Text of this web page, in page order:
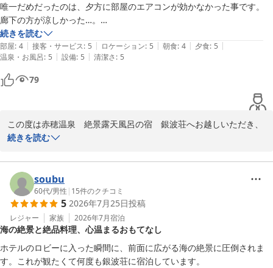
お食事以外についてはご満足いただけたとのこと、安堵いたしまし
た。
また赤穂へお越しの際には、ぜひ当館をご利用いただけますと幸い
です。
当館にて、またお会いできる日をお待ちしております。
赤穂温泉 絶景露天風呂の宿 銀波荘
唯一だめだったのは、夕方に部屋のエアコンが効かなかった事です。
廊下の方が涼しかった…。
それでも、露天風呂から見える景色、料理の味が忘れられず、
また来たいと思える宿でした。
続きを読む
部屋: 4 | 接客・サービス: 5 | ロケーション: 5 | 朝食: 4 | 夕食: 5 |
温泉・お風呂: 5 | 設備: 5 | 清潔さ: 5
79
この度は赤穂温泉　絶景露天風呂の宿　銀波荘へお越しいただき、
誠にありがとうございます。
く拝読いたしました。
一方で、お部屋の空調に関しまして、ご不快な思いをさせてしまい
申し訳ございませんでした。
せっかくのご滞在中に快適な環境をご提供できず、深くお詫び申し
上げます。
今回いただいたご指摘は今後の設備管理の参考にさせていただきま
す。
続きを読む
soubu
60代/男性 | 15件のクチコミ
5 2026年7月25日投稿
レジャー 家族 2026年7月宿泊
海の絶景と絶品料理、心温まるおもてなし
ホテルのロビーに入った瞬間に、前面に広がる海の絶景に圧倒されま
す。これが観たくて何度も銀波荘に宿泊しています。